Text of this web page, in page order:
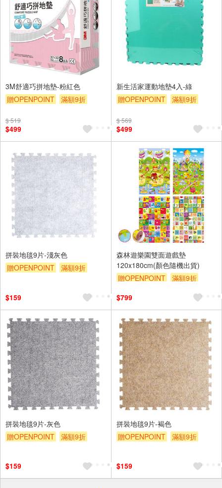
3M舒適巧拼地墊-粉紅色
贈OPENPOINT
滿額9折
$ 519
$499
新生活家運動地墊4入-綠
贈OPENPOINT
滿額9折
$ 569
$499
拼裝地毯9片-淺灰色
贈OPENPOINT
滿額9折
$159
森林遊樂園雙面遊戲墊
120x180cm(顏色隨機出貨)
贈OPENPOINT
滿額9折
$799
拼裝地毯9片-灰色
贈OPENPOINT
滿額9折
$159
拼裝地毯9片-褐色
贈OPENPOINT
滿額9折
$159